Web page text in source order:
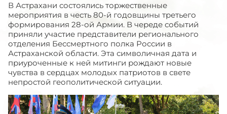
В Астрахани состоялись торжественные
мероприятия в честь 80-й годовщины третьего
формирования 28-ой Армии. В череде событий
приняли участие представители регионального
отделения Бессмертного полка России в
Астраханской области. Эта символичная дата и
приуроченные к ней митинги рождают новые
чувства в сердцах молодых патриотов в свете
непростой геополитической ситуации.